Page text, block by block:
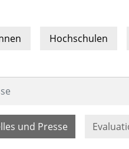
Hochschulen
und Presse(current)